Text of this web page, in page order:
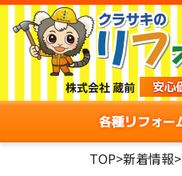
各種リフォー
TOP>新着情報>